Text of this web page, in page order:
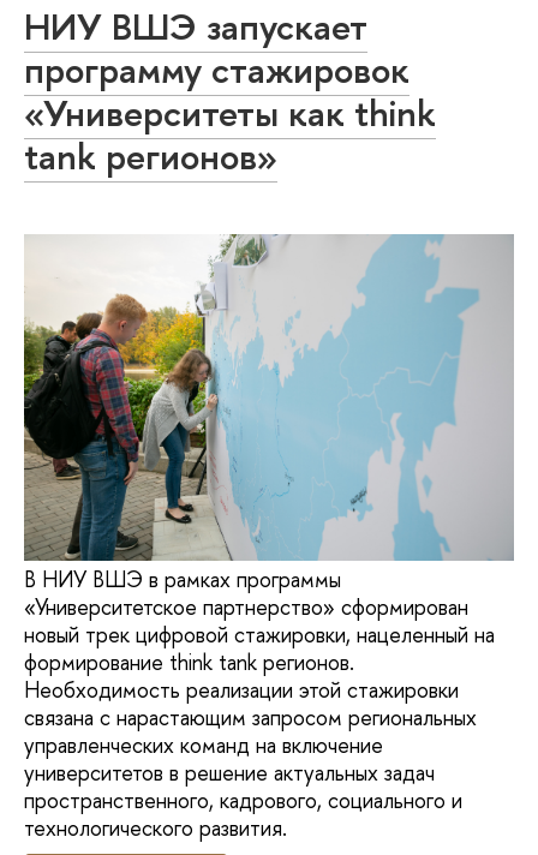
НИУ ВШЭ запускает
программу стажировок
«Университеты как think
tank регионов»
В НИУ ВШЭ в рамках программы
«Университетское партнерство» сформирован
новый трек цифровой стажировки, нацеленный на
формирование think tank регионов.
Необходимость реализации этой стажировки
связана с нарастающим запросом региональных
управленческих команд на включение
университетов в решение актуальных задач
пространственного, кадрового, социального и
технологического развития.